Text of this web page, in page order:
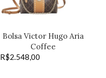
Bolsa Victor Hugo Aria
Coffee
R$2.548,00